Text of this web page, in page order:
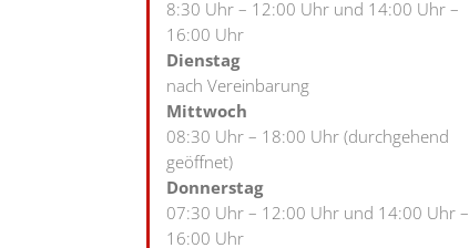
8:30 Uhr – 12:00 Uhr und 14:00 Uhr –
16:00 Uhr
Dienstag
nach Vereinbarung
Mittwoch
08:30 Uhr – 18:00 Uhr (durchgehend
geöffnet)
Donnerstag
07:30 Uhr – 12:00 Uhr und 14:00 Uhr –
16:00 Uhr